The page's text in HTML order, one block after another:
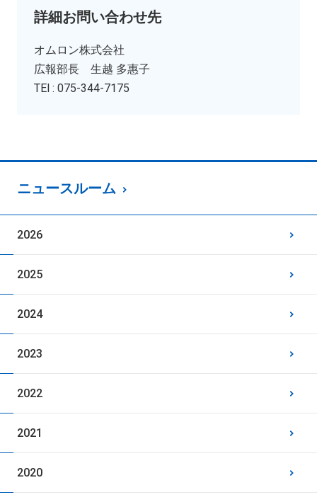
詳細お問い合わせ先
オムロン株式会社
広報部長 生越 多惠子
TEl : 075-344-7175
ニュースルーム
2026
2025
2024
2023
2022
2021
2020